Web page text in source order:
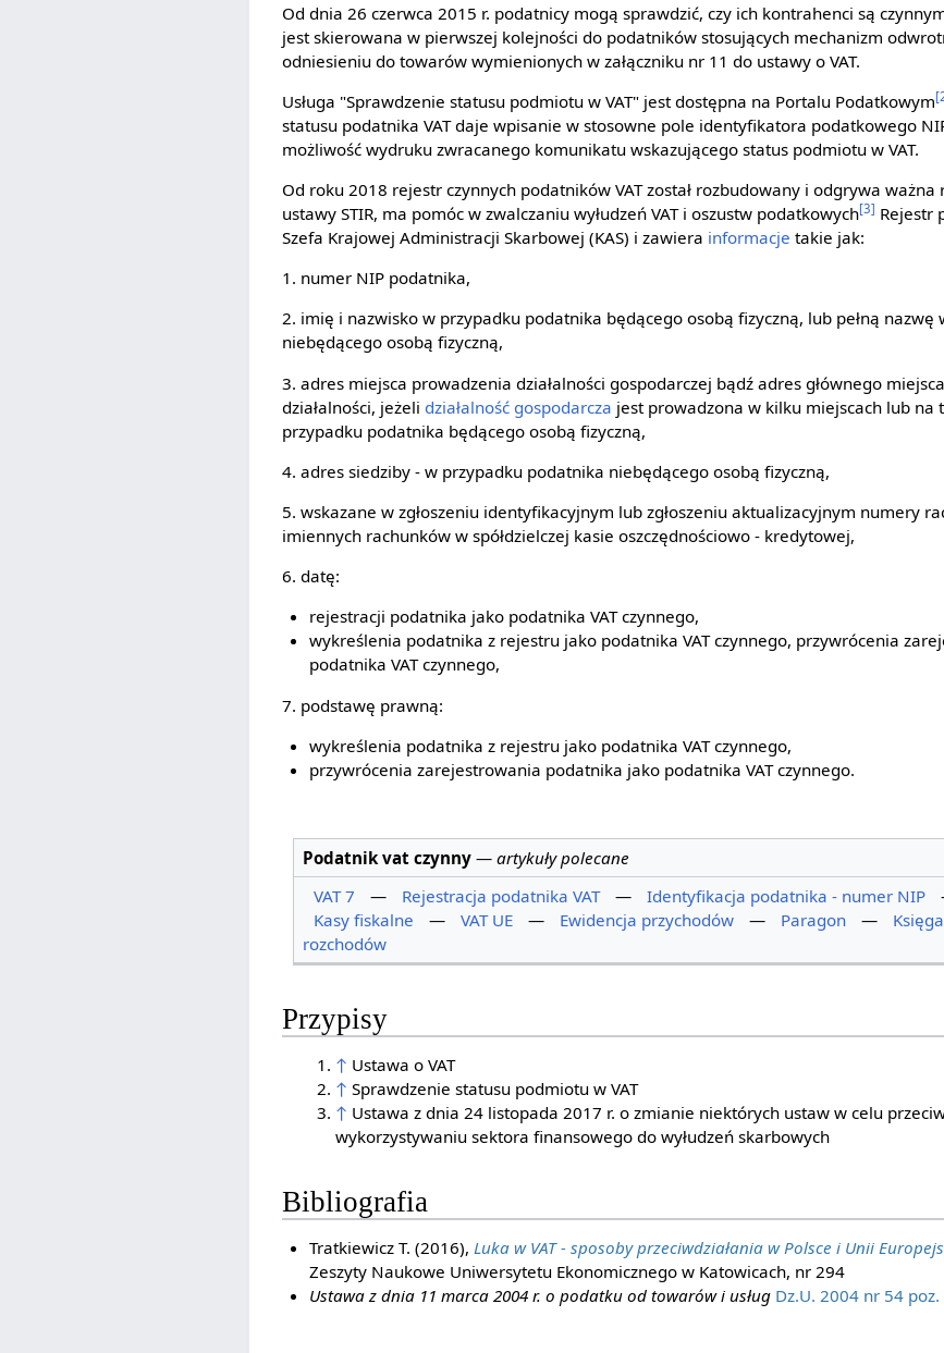
Od dnia 26 czerwca 2015 r. podatnicy mogą sprawdzić, czy ich kontrahenci są
jest skierowana w pierwszej kolejności do podatników stosujących mechanizm
odniesieniu do towarów wymienionych w załączniku nr 11 do ustawy o VAT.
Usługa "Sprawdzenie statusu podmiotu w VAT" jest dostępna na Portalu Podatkowym
statusu podatnika VAT daje wpisanie w stosowne pole identyfikatora podatkowego
możliwość wydruku zwracanego komunikatu wskazującego status podmiotu w VAT.
Od roku 2018 rejestr czynnych podatników VAT został rozbudowany i odgrywa ważna
ustawy STIR, ma pomóc w zwalczaniu wyłudzeń VAT i oszustw podatkowych[3] Rejestr
Szefa Krajowej Administracji Skarbowej (KAS) i zawiera informacje takie jak:
1. numer NIP podatnika,
2. imię i nazwisko w przypadku podatnika będącego osobą fizyczną, lub pełną
niebędącego osobą fizyczną,
3. adres miejsca prowadzenia działalności gospodarczej bądź adres głównego
działalności, jeżeli działalność gospodarcza jest prowadzona w kilku miejscach lub na
przypadku podatnika będącego osobą fizyczną,
4. adres siedziby - w przypadku podatnika niebędącego osobą fizyczną,
5. wskazane w zgłoszeniu identyfikacyjnym lub zgłoszeniu aktualizacyjnym numery
imiennych rachunków w spółdzielczej kasie oszczędnościowo - kredytowej,
6. datę:
rejestracji podatnika jako podatnika VAT czynnego,
wykreślenia podatnika z rejestru jako podatnika VAT czynnego, przywrócenia
podatnika VAT czynnego,
7. podstawę prawną:
wykreślenia podatnika z rejestru jako podatnika VAT czynnego,
przywrócenia zarejestrowania podatnika jako podatnika VAT czynnego.
Podatnik vat czynny— artykuły polecane
VAT 7
— Rejestracja podatnika VAT — Identyfikacja podatnika - numer NIP
Kasy fiskalne
— VAT UE — Ewidencja przychodów — Paragon —
rozchodów
Przypisy
↑ Ustawa o VAT
↑ Sprawdzenie statusu podmiotu w VAT
↑ Ustawa z dnia 24 listopada 2017 r. o zmianie niektórych ustaw w celu
wykorzystywaniu sektora finansowego do wyłudzeń skarbowych
Bibliografia
Tratkiewicz T. (2016), Luka w VAT - sposoby przeciwdziałania w Polsce i Unii
Zeszyty Naukowe Uniwersytetu Ekonomicznego w Katowicach, nr 294
Ustawa z dnia 11 marca 2004 r. o podatku od towarów i usług Dz.U. 2004 nr 54 poz.